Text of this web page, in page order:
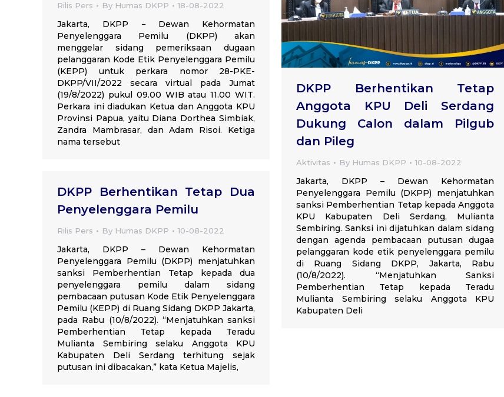
Rilis Pers By Humas DKPP 18-08-2022
Jakarta, DKPP − Dewan Kehormatan
Penyelenggara Pemilu (DKPP) akan
menggelar sidang pemeriksaan dugaan
pelanggaran Kode Etik Penyelenggara Pemilu
(KEPP) untuk perkara nomor 28-PKE-
DKPP/VII/2022 secara virtual pada Jumat
(19/8/2022) pukul 09.00 WIB atau 11.00 WIT.
Perkara ini diadukan Ketua dan Anggota KPU
Provinsi Papua, yaitu Diana Dorthea Simbiak,
Zandra Mambrasar, dan Adam Risoi. Ketiga
nama tersebut
DKPP Berhentikan Tetap
Anggota KPU Deli Serdang
Dukung Calon dalam Pilgub
dan Pileg
Aktivitas By Humas DKPP 10-08-2022
Jakarta, DKPP – Dewan Kehormatan
Penyelenggara Pemilu (DKPP) menjatuhkan
sanksi Pemberhentian Tetap kepada Anggota
KPU Kabupaten Deli Serdang, Mulianta
Sembiring. Sanksi ini dijatuhkan dalam sidang
dengan agenda pembacaan putusan dugaa
pelanggaran kode etik penyelenggara pemilu
di Ruang Sidang DKPP, Jakarta, Rabu
(10/8/2022). “Menjatuhkan Sanksi
Pemberhentian Tetap kepada Teradu
Mulianta Sembiring selaku Anggota KPU
Kabupaten Deli
DKPP Berhentikan Tetap Dua
Penyelenggara Pemilu
Rilis Pers By Humas DKPP 10-08-2022
Jakarta, DKPP – Dewan Kehormatan
Penyelenggara Pemilu (DKPP) menjatuhkan
sanksi Pemberhentian Tetap kepada dua
penyelenggara pemilu dalam sidang
pembacaan putusan Kode Etik Penyelenggara
Pemilu (KEPP) di Ruang Sidang DKPP Jakarta,
pada Rabu (10/8/2022). “Menjatuhkan sanksi
Pemberhentian Tetap kepada Teradu
Mulianta Sembiring selaku Anggota KPU
Kabupaten Deli Serdang terhitung sejak
putusan ini dibacakan,” kata Ketua Majelis,